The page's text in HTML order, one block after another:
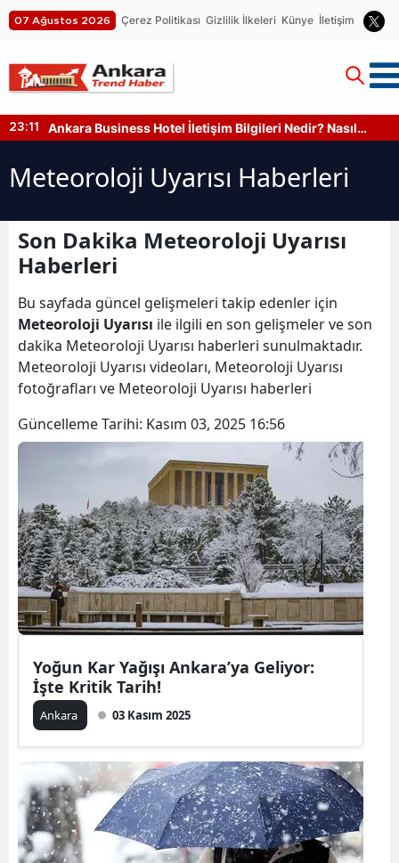
07 Ağustos 2026 Çerez Politikası Gizlilik İlkeleri Künye İletişim
23:11
Ankara Business Hotel İletişim Bilgileri Nedir? Nasıl
Meteoroloji Uyarısı Haberleri
Son Dakika Meteoroloji Uyarısı
Haberleri
Bu sayfada güncel gelişmeleri takip edenler için
Meteoroloji Uyarısı ile ilgili en son gelişmeler ve son
dakika Meteoroloji Uyarısı haberleri sunulmaktadır.
Meteoroloji Uyarısı videoları, Meteoroloji Uyarısı
fotoğrafları ve Meteoroloji Uyarısı haberleri
Güncelleme Tarihi: Kasım 03, 2025 16:56
Yoğun Kar Yağışı Ankara’ya Geliyor:
İşte Kritik Tarih!
Ankara 03 Kasım 2025